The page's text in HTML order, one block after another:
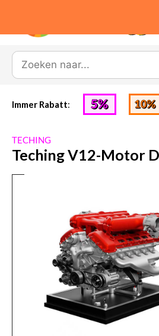
Immer Rabatt:
TECHING
Teching V12-Motor